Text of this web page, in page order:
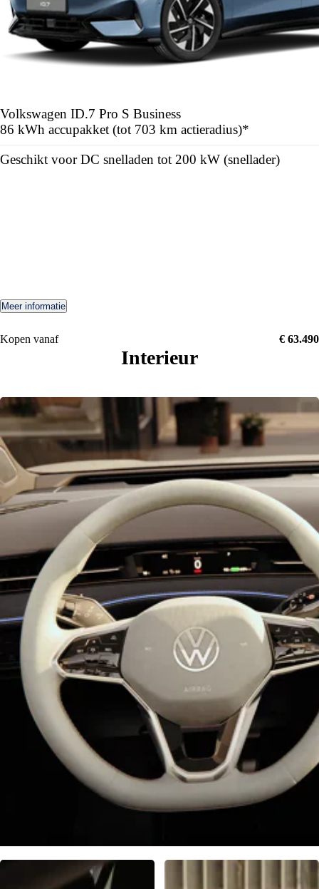
Volkswagen ID.7 Pro S Business
86 kWh accupakket (tot 703 km actieradius)*
Geschikt voor DC snelladen tot 200 kW (snellader)
Meer informatie
Kopen vanaf € 63.490
Interieur